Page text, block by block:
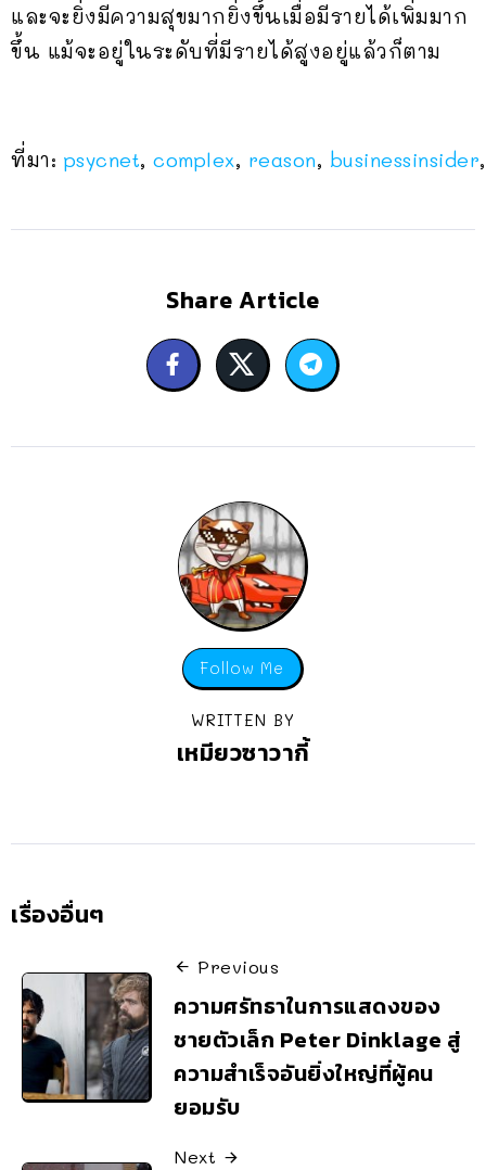
และจะยิ่งมีความสุขมากยิ่งขึ้นเมื่อมีรายได้เพิ่มมาก
ขึ้น แม้จะอยู่ในระดับที่มีรายได้สูงอยู่แล้วก็ตาม
ที่มา: psycnet, complex, reason, businessinsider
Share Article
Follow Me
WRITTEN BY
เหมียวซาวากี้
เรื่องอื่นๆ
Previous
ความศรัทธาในการแสดงของ
ชายตัวเล็ก Peter Dinklage สู่
ความสำเร็จอันยิ่งใหญ่ที่ผู้คน
ยอมรับ
Next